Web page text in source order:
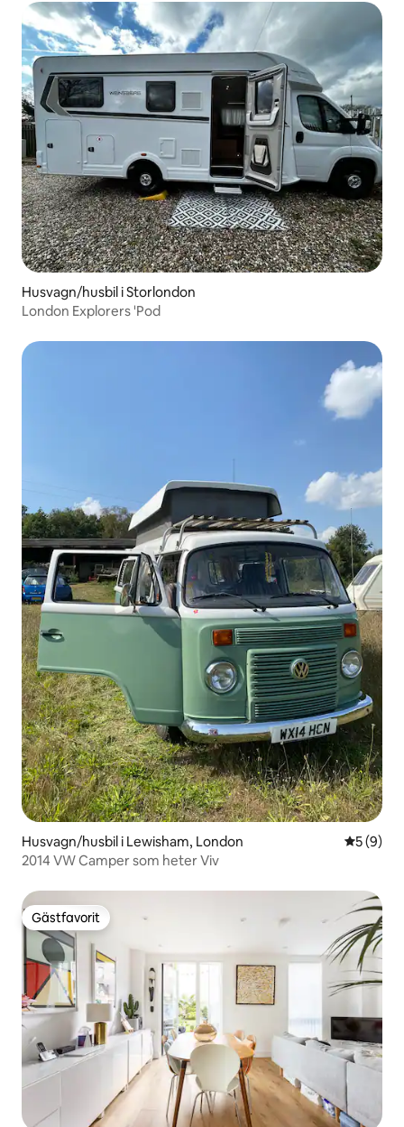
Husvagn/husbil i Storlondon
London Explorers 'Pod
Husvagn/husbil i Lewisham, London 5 av 5 i
5 (9)
2014 VW Camper som heter Viv
Gästfavorit
Gästfavorit